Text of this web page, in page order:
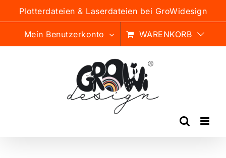
Inhalt
Plotterdateien & Laserdateien bei GroWidesign
Mein Benutzerkonto WARENKORB